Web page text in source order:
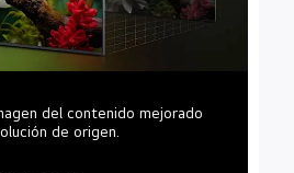
del contenido mejorado
de origen.